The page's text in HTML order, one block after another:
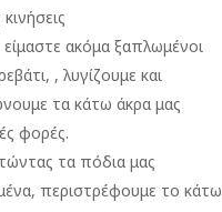
ακόμα ξαπλωμένοι
, λυγίζουμε και
τα κάτω άκρα μας
φορές.
τα πόδια μας
περιστρέφουμε το κάτω